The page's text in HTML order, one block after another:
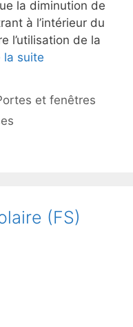
la diminution de
à l’intérieur du
l’utilisation de la
la suite
et fenêtres
(FS)